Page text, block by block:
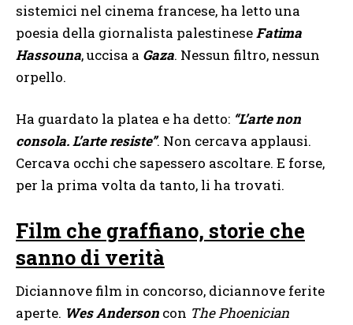
sistemici nel cinema francese, ha letto una
poesia della giornalista palestineseFatima
Hassouna, uccisa a Gaza. Nessun filtro, nessun
orpello.
Ha guardato la platea e ha detto: “L’arte non
consola. L’arte resiste”. Non cercava applausi.
Cercava occhi che sapessero ascoltare. E forse,
per la prima volta da tanto, li ha trovati.
Film che graffiano, storie che
sanno di verità
Diciannove film in concorso, diciannove ferite
aperte. Wes Anderson con The Phoenician